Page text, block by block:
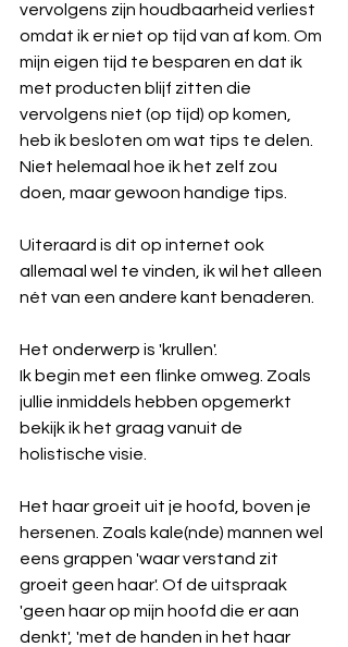
vervolgens zijn houdbaarheid verliest
omdat ik er niet op tijd van af kom. Om
mijn eigen tijd te besparen en dat ik
met producten blijf zitten die
vervolgens niet (op tijd) op komen,
heb ik besloten om wat tips te delen.
Niet helemaal hoe ik het zelf zou
doen, maar gewoon handige tips.
Uiteraard is dit op internet ook
allemaal wel te vinden, ik wil het alleen
nét van een andere kant benaderen.
Het onderwerp is 'krullen'.
Ik begin met een flinke omweg. Zoals
jullie inmiddels hebben opgemerkt
bekijk ik het graag vanuit de
holistische visie.
Het haar groeit uit je hoofd, boven je
hersenen. Zoals kale(nde) mannen wel
eens grappen 'waar verstand zit
groeit geen haar'. Of de uitspraak
'geen haar op mijn hoofd die er aan
denkt', 'met de handen in het haar